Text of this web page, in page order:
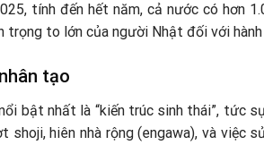
tính đến hết năm, cả nước có hơn
trọng to lớn của người Nhật đối với
tạo
bật nhất là “kiến trúc sinh thái”, tức
hiên nhà rộng (engawa), và việc